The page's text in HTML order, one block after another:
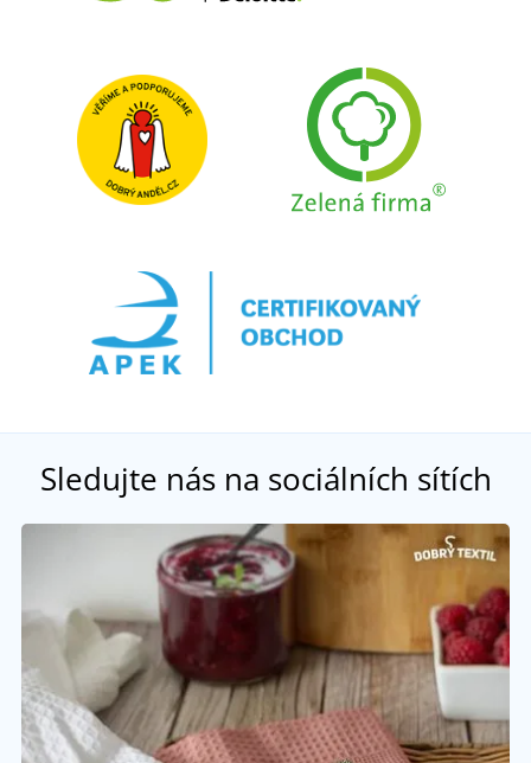
Sledujte nás na sociálních sítích